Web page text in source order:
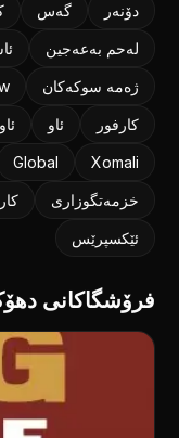
دۆنەر گەس
لەحم بەعەجین
ژەمە سوکەکان
کارفور ئاو ئاو
Xomali
Global
خزمەتگوزاری
ئێکسپرێس
فرۆشگاکانی